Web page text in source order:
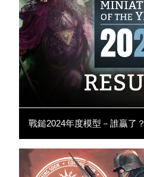
戰鎚2024年度模型－誰贏了？